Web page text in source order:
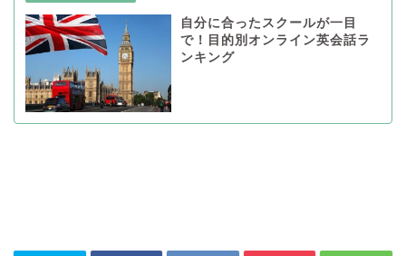
自分に合ったスクールが一目
で！目的別オンライン英会話ラ
ンキング